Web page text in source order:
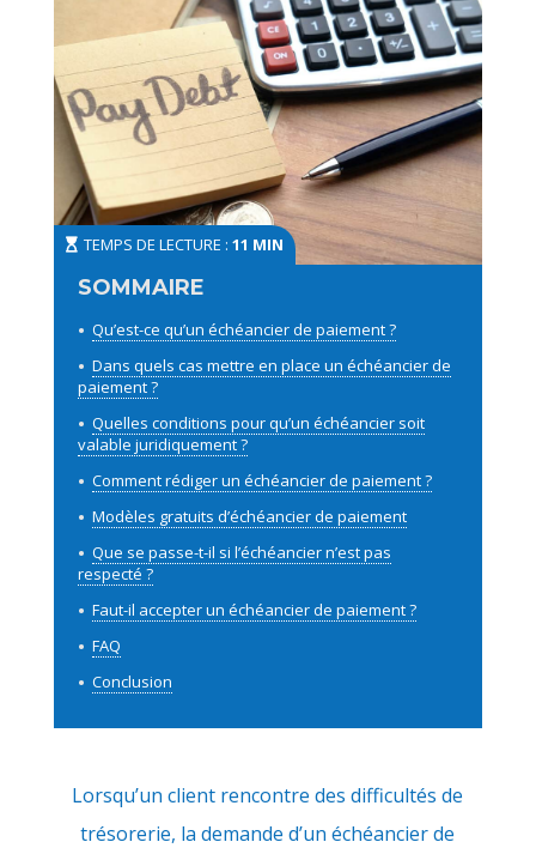
TEMPS DE LECTURE : 11 MIN
Qu’est-ce qu’un échéancier de paiement ?
Dans quels cas mettre en place un échéancier de
paiement ?
Quelles conditions pour qu’un échéancier soit
valable juridiquement ?
Comment rédiger un échéancier de paiement ?
Modèles gratuits d’échéancier de paiement
Que se passe-t-il si l’échéancier n’est pas
respecté ?
Faut-il accepter un échéancier de paiement ?
FAQ
Conclusion
Lorsqu’un client rencontre des difficultés de
trésorerie, la demande d’un échéancier de